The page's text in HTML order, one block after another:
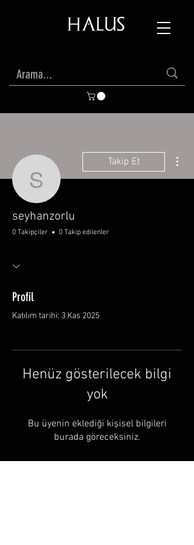
seyhanzorlu
Takip Et
seyhanzorlu
0 Takipçiler 0 Takip edilenler
Profil
Katılım tarihi: 3 Kas 2025
Henüz gösterilecek bilgi
yok
Bu üyenin eklediği kişisel bilgileri
burada göreceksiniz.